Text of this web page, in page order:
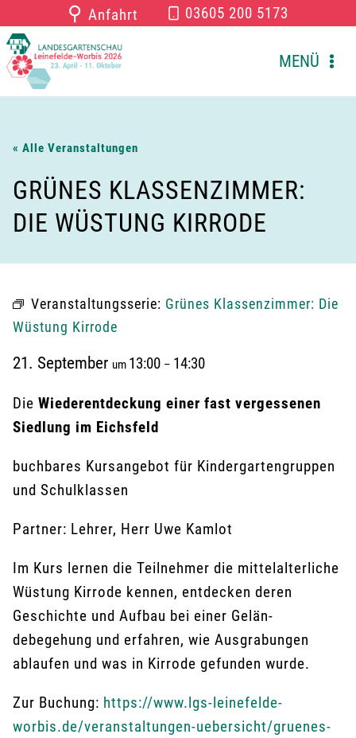
Inhalt
springen
⚲ Anfahrt 03605 200 5173
MENÜ
« Alle Veranstaltungen
GRÜNES KLASSENZIMMER:
DIE WÜSTUNG KIRRODE
Veranstaltungsserie: Grünes Klassenzimmer: Die
Wüstung Kirrode
21. September um 13:00 – 14:30
Die Wiederentdeckung einer fast vergessenen
Siedlung im Eichsfeld
buchbares Kursangebot für Kindergartengruppen
und Schulklassen
Partner: Lehrer, Herr Uwe Kamlot
Im Kurs lernen die Teilnehmer die mittelalter­liche
Wüstung Kirrode kennen, entdecken de­ren
Geschichte und Aufbau bei einer Gelän­
debegehung und erfahren, wie Ausgrabungen
ablaufen und was in Kirrode gefunden wurde.
Zur Buchung: https://www.lgs-leinefelde-
worbis.de/veranstaltungen-uebersicht/gruenes-